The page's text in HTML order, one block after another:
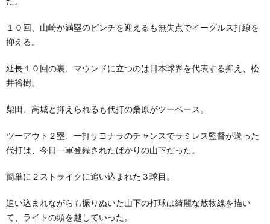
１０回、山崎が満塁のピンチを迎えるも無失点でイーグルス打線を
抑える。
延長１０回の裏、マウンドに立つのは日本球界を代表する抑え、松
井裕樹。
柴田、高城と抑えられるも代打の桑原がツーベース。
ツーアウト２塁、一打サヨナラのチャンスでラミレス監督が送った
代打は、今日一軍登録されたばかりの山下だった。
簡単に２ストライクに追い込まれた３球目。
追い込まれながらも振りぬいた山下の打球は綺麗な放物線を描い
て、ライトの頭を越していった。